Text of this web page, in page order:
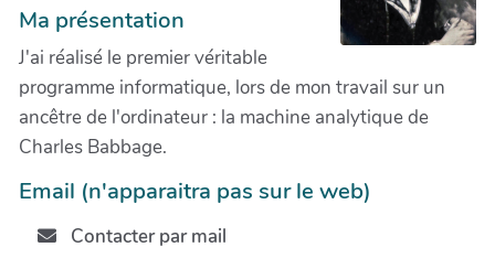
Ma présentation
J'ai réalisé le premier véritable
programme informatique, lors de mon travail sur un
ancêtre de l'ordinateur : la machine analytique de
Charles Babbage.
Email (n'apparaitra pas sur le web)
Contacter par mail